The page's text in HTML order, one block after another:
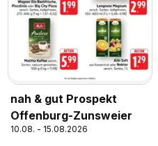
nah & gut Prospekt
Offenburg-Zunsweier
10.08. - 15.08.2026